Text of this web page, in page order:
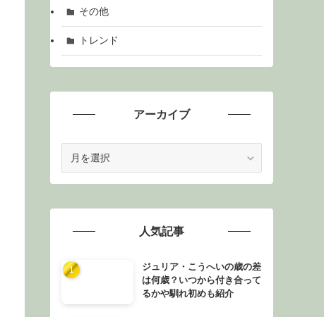
その他
トレンド
アーカイブ
ブ
人気記事
ジュリア・こうへいの歳の差
は何歳？いつから付き合って
るかや馴れ初めも紹介